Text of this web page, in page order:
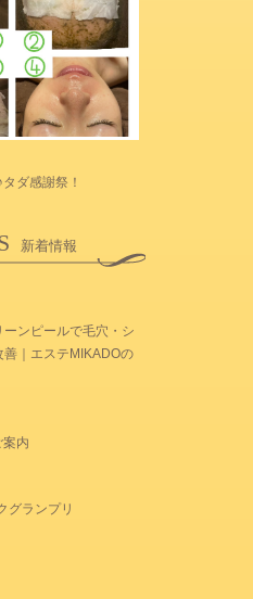
ダ感謝祭！
新着情報
ーンピールで毛穴・シ
善｜エステMIKADOの
内
グランプリ